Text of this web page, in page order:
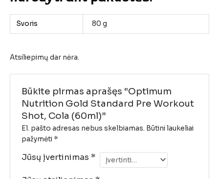
Svoris 80 g
Atsiliepimų dar nėra.
Būkite pirmas aprašęs “Optimum
Nutrition Gold Standard Pre Workout
Shot, Cola (60ml)”
El. pašto adresas nebus skelbiamas. Būtini laukeliai
pažymėti *
Jūsų įvertinimas *